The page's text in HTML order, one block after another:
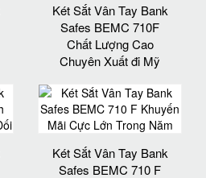
Két Sắt Vân Tay Bank
Safes BEMC 710F
Chất Lượng Cao
Chuyên Xuất đi Mỹ
Két Sắt Vân Tay Bank
Safes BEMC 710 F